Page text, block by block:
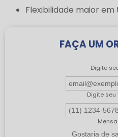
Flexibilidade maior em
FAÇA UM
Digite
Digite seu